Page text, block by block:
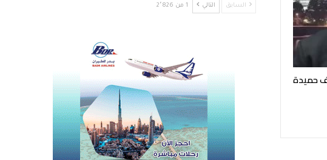
حميدة
السابق التالي 1 من 2٬826